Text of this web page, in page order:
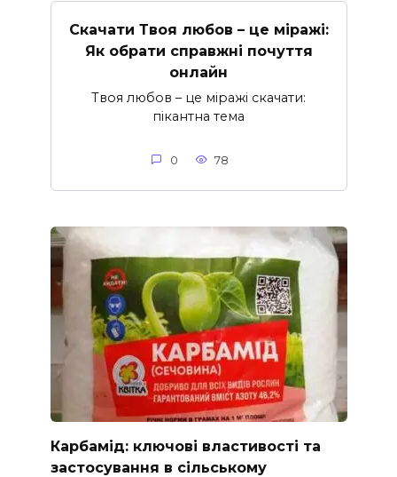
Скачати Твоя любов – це міражі:
Як обрати справжні почуття
онлайн
Твоя любов – це міражі скачати:
пікантна тема
0 78
Карбамід: ключові властивості та
застосування в сільському